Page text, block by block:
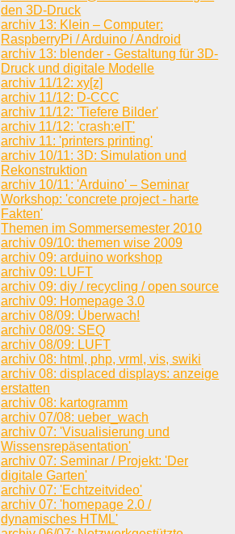
den 3D-Druck
archiv 13: Klein – Computer:
RaspberryPi / Arduino / Android
archiv 13: blender - Gestaltung für 3D-
Druck und digitale Modelle
archiv 11/12: xy[z]
archiv 11/12: D-CCC
archiv 11/12: 'Tiefere Bilder'
archiv 11/12: 'crash:eIT'
archiv 11: 'printers printing'
archiv 10/11: 3D: Simulation und
Rekonstruktion
archiv 10/11: 'Arduino' – Seminar
Workshop: 'concrete project - harte
Fakten'
Themen im Sommersemester 2010
archiv 09/10: themen wise 2009
archiv 09: arduino workshop
archiv 09: LUFT
archiv 09: diy / recycling / open source
archiv 09: Homepage 3.0
archiv 08/09: Überwach!
archiv 08/09: SEQ
archiv 08/09: LUFT
archiv 08: html, php, vrml, vis, swiki
archiv 08: displaced displays: anzeige
erstatten
archiv 08: kartogramm
archiv 07/08: ueber_wach
archiv 07: 'Visualisierung und
Wissensrepäsentation'
archiv 07: Seminar / Projekt: 'Der
digitale Garten'
archiv 07: 'Echtzeitvideo'
archiv 07: 'homepage 2.0 /
dynamisches HTML'